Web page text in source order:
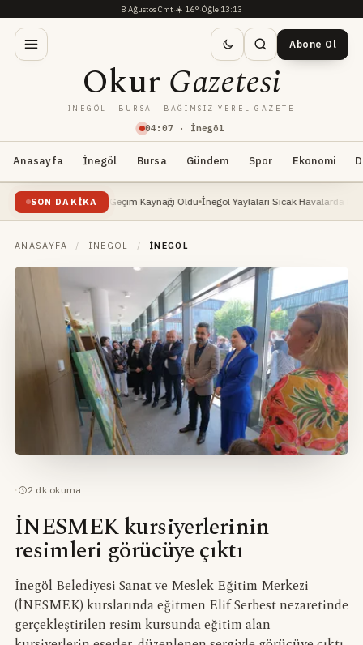
8 Ağustos Cmt·☀️ 16°·Öğle 13:13
04: 07· İnegöl
OkurGazetesi
İNEGÖL · BURSA · BAĞIMSIZ YEREL GAZETE
Abone Ol
Anasayfa İnegöl Bursa Gündem Spor Ekonomi
SON DAKIKA
Yeni Geçim Kaynağı Oldu İnegöl Yaylaları Sıcak Havalarda Doğa Severlerin
ANASAYFA / İNEGÖL / İNEGÖL
· 2 dk okuma
İNESMEK kursiyerlerinin
resimleri görücüye çıktı
İnegöl Belediyesi Sanat ve Meslek Eğitim Merkezi
(İNESMEK) kurslarında eğitmen Elif Serbest nezaretinde
gerçekleştirilen resim kursunda eğitim alan